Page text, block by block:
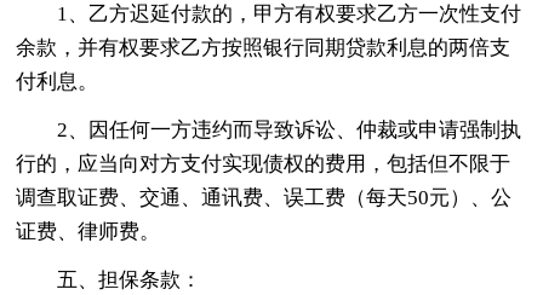
1、乙方迟延付款的，甲方有权要求乙方一次性支付
余款，并有权要求乙方按照银行同期贷款利息的两倍支
付利息。
2、因任何一方违约而导致诉讼、仲裁或申请强制执
行的，应当向对方支付实现债权的费用，包括但不限于
调查取证费、交通、通讯费、误工费（每天50元）、公
证费、律师费。
五、担保条款：